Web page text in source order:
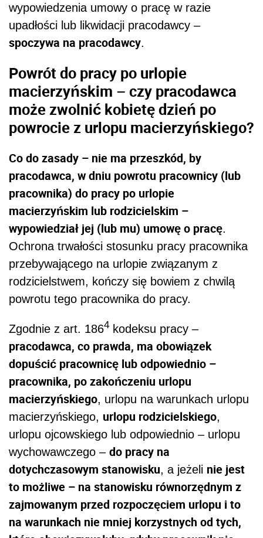
wypowiedzenia umowy o pracę w razie
upadłości lub likwidacji pracodawcy –
spoczywa na pracodawcy.
Powrót do pracy po urlopie
macierzyńskim – czy pracodawca
może zwolnić kobietę dzień po
powrocie z urlopu macierzyńskiego?
Co do zasady – nie ma przeszkód, by
pracodawca, w dniu powrotu pracownicy (lub
pracownika) do pracy po urlopie
macierzyńskim lub rodzicielskim –
wypowiedział jej (lub mu) umowę o pracę.
Ochrona trwałości stosunku pracy pracownika
przebywającego na urlopie związanym z
rodzicielstwem, kończy się bowiem z chwilą
powrotu tego pracownika do pracy.
Zgodnie z art. 1864 kodeksu pracy –
pracodawca, co prawda, ma obowiązek
dopuścić pracownicę lub odpowiednio –
pracownika, po zakończeniu urlopu
macierzyńskiego, urlopu na warunkach urlopu
macierzyńskiego, urlopu rodzicielskiego,
urlopu ojcowskiego lub odpowiednio – urlopu
wychowawczego – do pracy na
dotychczasowym stanowisku, a jeżeli nie jest
to możliwe – na stanowisku równorzędnym z
zajmowanym przed rozpoczęciem urlopu i to
na warunkach nie mniej korzystnych od tych,